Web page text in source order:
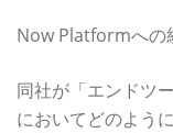
Now Platformへの
同社が「エンドツ
においてどのよう